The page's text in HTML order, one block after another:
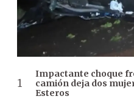
Impactante choque
camión deja dos
Esteros